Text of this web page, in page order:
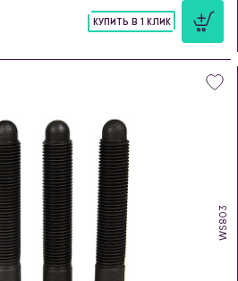
КУПИТЬ В 1 КЛИК
WS803